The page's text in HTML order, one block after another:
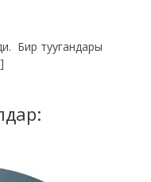
Бир туугандары